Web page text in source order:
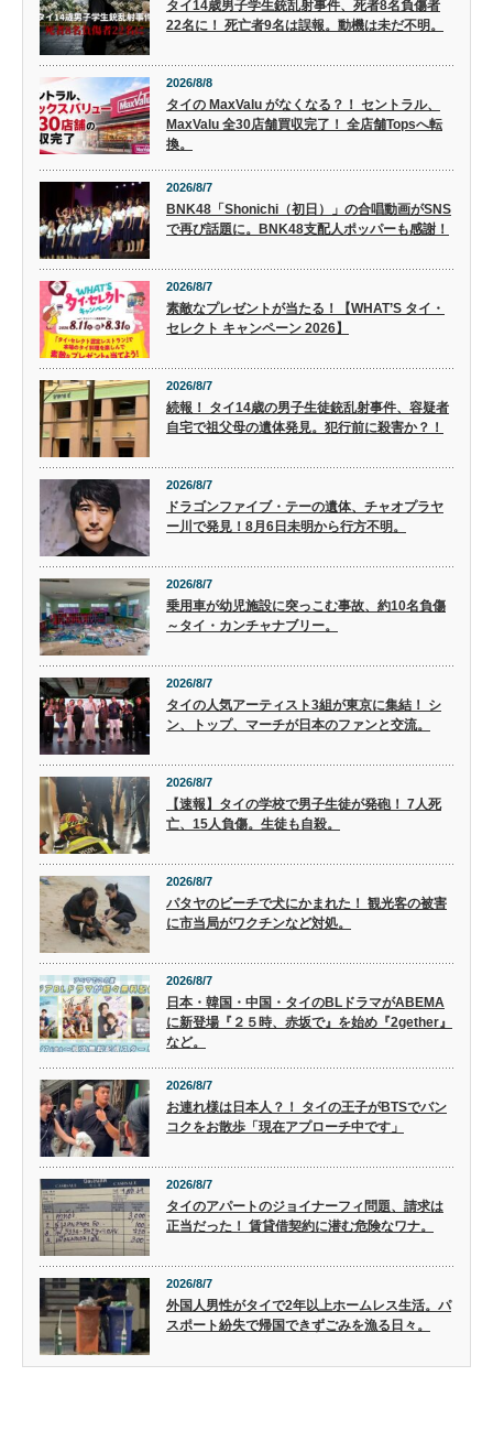
タイ14歳男子学生銃乱射事件、死者8名負傷者
22名に！ 死亡者9名は誤報。動機は未だ不明。
2026/8/8
タイの MaxValu がなくなる？！ セントラル、
MaxValu 全30店舗買収完了！ 全店舗Topsへ転
換。
2026/8/7
BNK48「Shonichi（初日）」の合唱動画がSNS
で再び話題に。BNK48支配人ポッパーも感謝！
2026/8/7
素敵なプレゼントが当たる！【WHAT’S タイ・
セレクト キャンペーン 2026】
2026/8/7
続報！ タイ14歳の男子生徒銃乱射事件、容疑者
自宅で祖父母の遺体発見。犯行前に殺害か？！
2026/8/7
ドラゴンファイブ・テーの遺体、チャオプラヤ
ー川で発見！8月6日未明から行方不明。
2026/8/7
乗用車が幼児施設に突っこむ事故、約10名負傷
～タイ・カンチャナブリー。
2026/8/7
タイの人気アーティスト3組が東京に集結！ シ
ン、トップ、マーチが日本のファンと交流。
2026/8/7
【速報】タイの学校で男子生徒が発砲！ 7人死
亡、15人負傷。生徒も自殺。
2026/8/7
パタヤのビーチで犬にかまれた！ 観光客の被害
に市当局がワクチンなど対処。
2026/8/7
日本・韓国・中国・タイのBLドラマがABEMA
に新登場『２５時、赤坂で』を始め『2gether』
など。
2026/8/7
お連れ様は日本人？！ タイの王子がBTSでバン
コクをお散歩「現在アプローチ中です」
2026/8/7
タイのアパートのジョイナーフィ問題、請求は
正当だった！ 賃貸借契約に潜む危険なワナ。
2026/8/7
外国人男性がタイで2年以上ホームレス生活。パ
スポート紛失で帰国できずごみを漁る日々。